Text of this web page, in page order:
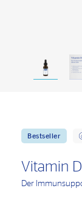
Bestseller
Vitamin
Der